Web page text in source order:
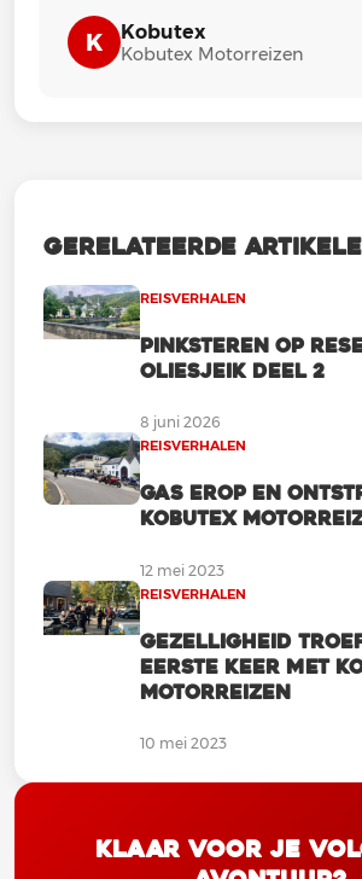
K Kobutex
Kobutex Motorreizen
Gerelateerde
REISVERHALEN
Pinksteren op
Oliesjeik deel 2
8 juni 2026
REISVERHALEN
Gas erop en
Kobutex
12 mei 2023
REISVERHALEN
Gezelligheid
eerste keer met
Motorreizen
10 mei 2023
Klaar voor je